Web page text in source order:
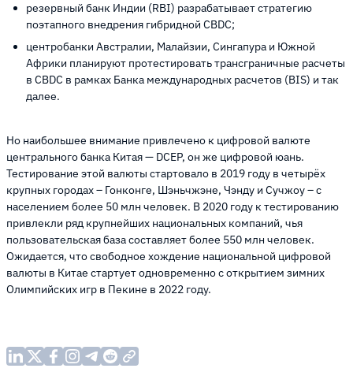
резервный банк Индии (RBI) разрабатывает стратегию
поэтапного внедрения гибридной CBDC;
центробанки Австралии, Малайзии, Сингапура и Южной
Африки планируют протестировать трансграничные расчеты
в CBDC в рамках Банка международных расчетов (BIS) и так
далее.
Но наибольшее внимание привлечено к цифровой валюте
центрального банка Китая — DCEP, он же цифровой юань.
Тестирование этой валюты стартовало в 2019 году в четырёх
крупных городах – Гонконге, Шэньчжэне, Чэнду и Сучжоу – с
населением более 50 млн человек. В 2020 году к тестированию
привлекли ряд крупнейших национальных компаний, чья
пользовательская база составляет более 550 млн человек.
Ожидается, что свободное хождение национальной цифровой
валюты в Китае стартует одновременно с открытием зимних
Олимпийских игр в Пекине в 2022 году.